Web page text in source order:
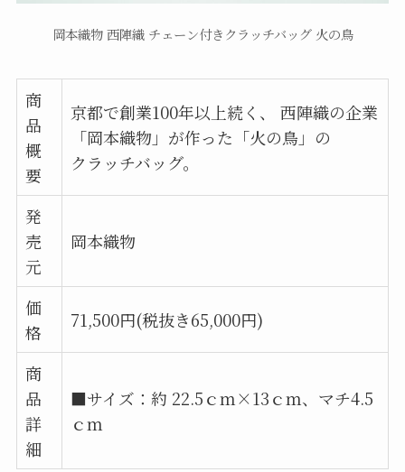
岡本織物 西陣織 チェーン付きクラッチバッグ 火の鳥
商
品
概
要
京都で創業100年以上続く、 西陣織の企業
「岡本織物」が作った「火の鳥」の
クラッチバッグ。
発
売
元
岡本織物
価
格
71,500円(税抜き65,000円)
商
品
詳
細
■サイズ：約 22.5ｃｍ×13ｃｍ、マチ4.5
ｃｍ